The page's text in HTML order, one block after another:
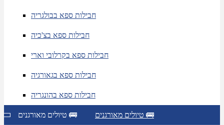
חבילות ספא בבולגריה
חבילות ספא בצ'כיה
חבילות ספא בקרלובי וארי
חבילות ספא בגאורגיה
חבילות ספא בהונגריה
טיולים מאורגנים 🚌 טיולים מאורגנים 🚌